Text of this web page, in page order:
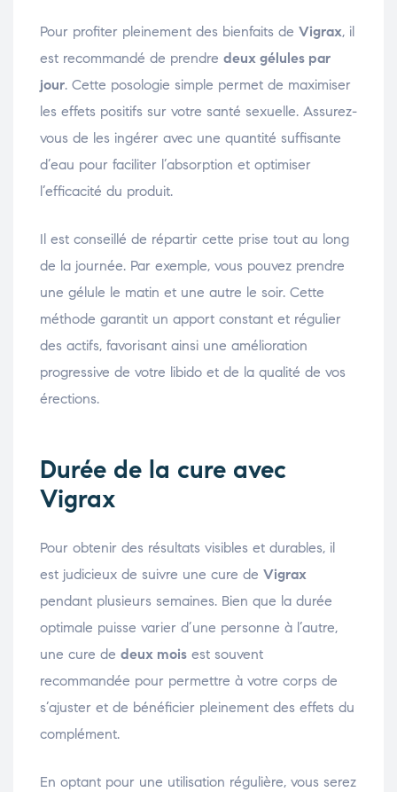
Pour profiter pleinement des bienfaits de Vigrax, il
est recommandé de prendre deux gélules par
jour. Cette posologie simple permet de maximiser
les effets positifs sur votre santé sexuelle. Assurez-
vous de les ingérer avec une quantité suffisante
d’eau pour faciliter l’absorption et optimiser
l’efficacité du produit.
Il est conseillé de répartir cette prise tout au long
de la journée. Par exemple, vous pouvez prendre
une gélule le matin et une autre le soir. Cette
méthode garantit un apport constant et régulier
des actifs, favorisant ainsi une amélioration
progressive de votre libido et de la qualité de vos
érections.
Durée de la cure avec
Vigrax
Pour obtenir des résultats visibles et durables, il
est judicieux de suivre une cure de Vigrax
pendant plusieurs semaines. Bien que la durée
optimale puisse varier d’une personne à l’autre,
une cure de deux mois est souvent
recommandée pour permettre à votre corps de
s’ajuster et de bénéficier pleinement des effets du
complément.
En optant pour une utilisation régulière, vous serez